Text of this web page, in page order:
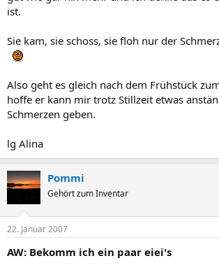
ist.
Sie kam, sie schoss, sie floh nur der
Also geht es gleich nach dem Frühstück
hoffe er kann mir trotz Stillzeit etwas
Schmerzen geben.
lg Alina
Pommi
Gehört zum Inventar
22. Januar 2007
AW: Bekomm ich ein paar eiei's